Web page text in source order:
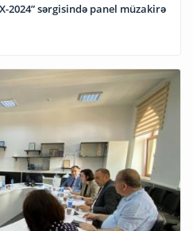
2024” sərgisində panel müzakirə